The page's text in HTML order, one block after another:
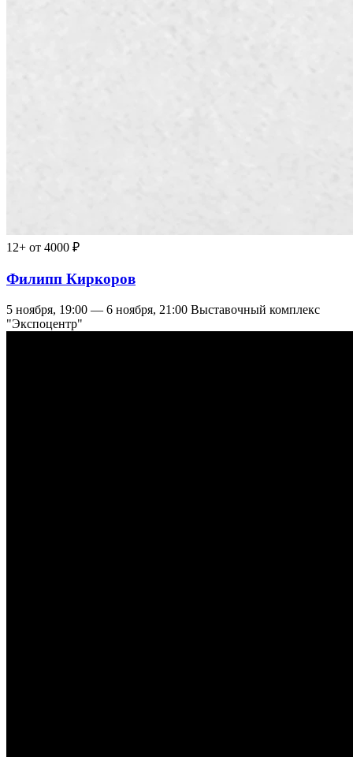
12+ от 4000 ₽
Филипп Киркоров
5 ноября, 19:00 — 6 ноября, 21:00 Выставочный комплекс
"Экспоцентр"